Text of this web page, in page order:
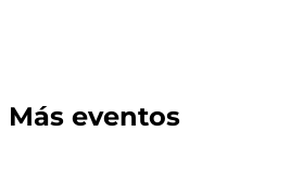
Más eventos